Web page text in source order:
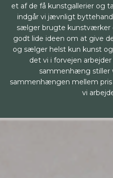
et af de få kunstgallerier og
indgår vi jævnligt
sælger brugte kunstværker
godt lide ideen om at give
og sælger helst kun kunst
det vi i forvejen
sammenhæng stiller
sammenhængen mellem
vi